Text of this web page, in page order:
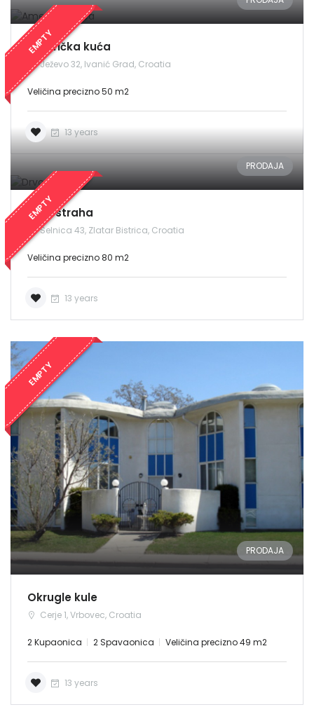
EMPTY
Američka kuća
Ježevo 32, Ivanić Grad, Croatia
Veličina precizno 50 m2
13 years
EMPTY
PRODAJA
Drvo straha
Selnica 43, Zlatar Bistrica, Croatia
Veličina precizno 80 m2
13 years
EMPTY
PRODAJA
Okrugle kule
Cerje 1, Vrbovec, Croatia
2 Kupaonica 2 Spavaonica Veličina precizno 49 m2
13 years